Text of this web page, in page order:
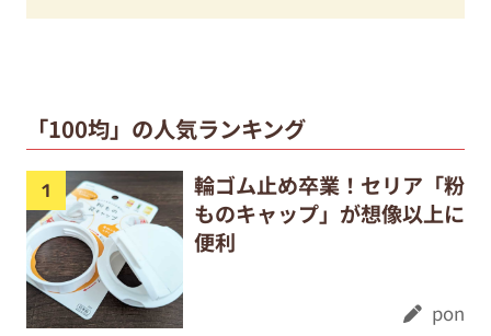
「100均」の人気ランキング
輪ゴム止め卒業！セリア「粉
ものキャップ」が想像以上に
便利
pon